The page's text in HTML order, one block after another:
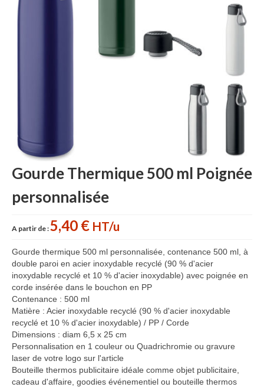
Goodies Jardin
Accessoires Téléphone
Accessoires supporters
Batterie Externe Power bank
Bonnet & Gants
Casquette publicitaire
Carnet personnalisé Notes
Repositionnable
Notes repositionnables
Bloc–notes Personnalisé
Carnet A5 Personnalisé
Gourde Thermique 500 ml Poignée
personnalisée
A partir de :5,40 € HT/u
Gourde thermique 500 ml personnalisée, contenance 500 ml, à
double paroi en acier inoxydable recyclé (90 % d'acier
inoxydable recyclé et 10 % d'acier inoxydable) avec poignée en
corde insérée dans le bouchon en PP
Contenance : 500 ml
Matière : Acier inoxydable recyclé (90 % d'acier inoxydable
recyclé et 10 % d'acier inoxydable) / PP / Corde
Dimensions : diam 6,5 x 25 cm
Personnalisation en 1 couleur ou Quadrichromie ou gravure
laser de votre logo sur l'article
Bouteille thermos publicitaire idéale comme objet publicitaire,
cadeau d'affaire, goodies événementiel ou bouteille thermos